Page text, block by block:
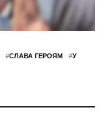
#СЛАВА ГЕРОЯМ #У